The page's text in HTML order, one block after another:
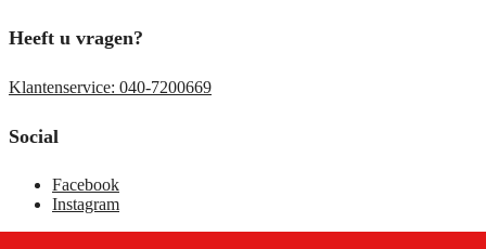
Heeft u vragen?
Klantenservice: 040-7200669
Social
Facebook
Instagram